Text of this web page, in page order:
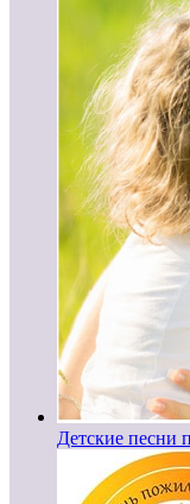
Детские песни